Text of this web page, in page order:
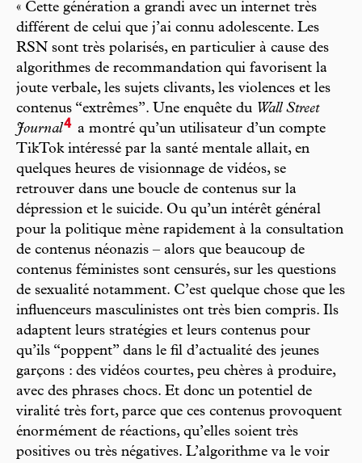
« Cette génération a grandi avec un internet très
différent de celui que j’ai connu adolescente. Les
RSN sont très polarisés, en particulier à cause des
algorithmes de recommandation qui favorisent la
joute verbale, les sujets clivants, les violences et les
contenus “extrêmes”. Une enquête du Wall Street
Journal4 a montré qu’un utilisateur d’un compte
TikTok intéressé par la santé mentale allait, en
quelques heures de visionnage de vidéos, se
retrouver dans une boucle de contenus sur la
dépression et le suicide. Ou qu’un intérêt général
pour la politique mène rapidement à la consultation
de contenus néonazis – alors que beaucoup de
contenus féministes sont censurés, sur les questions
de sexualité notamment. C’est quelque chose que les
influenceurs masculinistes ont très bien compris. Ils
adaptent leurs stratégies et leurs contenus pour
qu’ils “poppent” dans le fil d’actualité des jeunes
garçons : des vidéos courtes, peu chères à produire,
avec des phrases chocs. Et donc un potentiel de
viralité très fort, parce que ces contenus provoquent
énormément de réactions, qu’elles soient très
positives ou très négatives. L’algorithme va le voir